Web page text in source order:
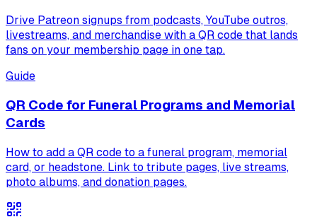
Drive Patreon signups from podcasts, YouTube outros,
livestreams, and merchandise with a QR code that lands
fans on your membership page in one tap.
Guide
QR Code for Funeral Programs and Memorial
Cards
How to add a QR code to a funeral program, memorial
card, or headstone. Link to tribute pages, live streams,
photo albums, and donation pages.